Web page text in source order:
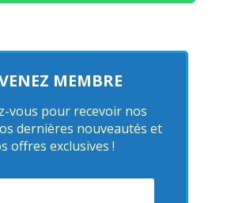
MEMBRE
vous pour recevoir nos
dernières nouveautés et
offres exclusives !